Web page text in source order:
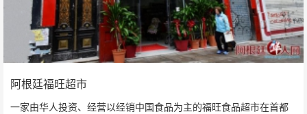
阿根廷福旺超市
一家由华人投资、经营以经销中国食品为主的福旺食品超市在首都